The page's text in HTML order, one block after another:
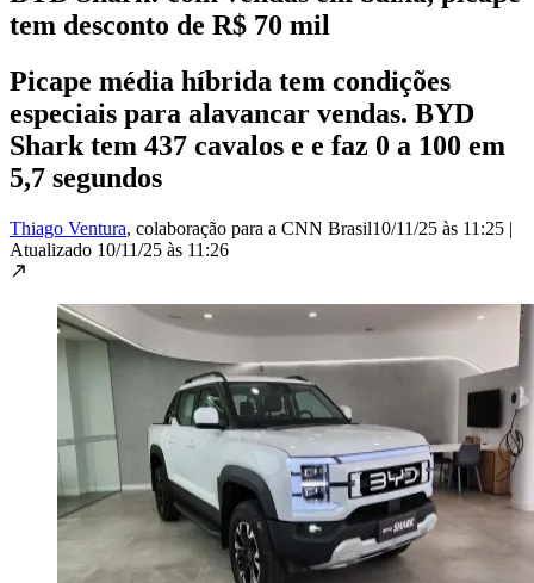
tem desconto de R$ 70 mil
Picape média híbrida tem condições
especiais para alavancar vendas. BYD
Shark tem 437 cavalos e e faz 0 a 100 em
5,7 segundos
Thiago Ventura, colaboração para a CNN Brasil10/11/25 às 11:25 |
Atualizado 10/11/25 às 11:26